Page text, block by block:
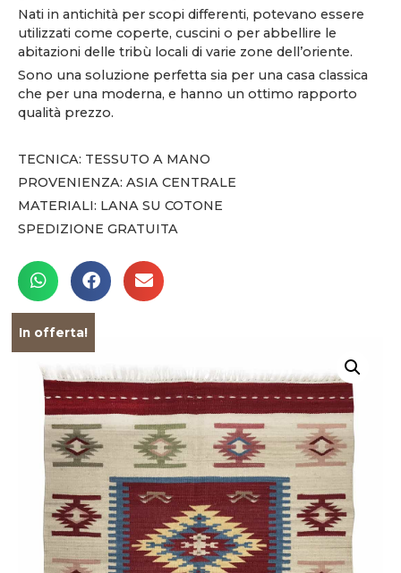
Nati in antichità per scopi differenti, potevano essere
utilizzati come coperte, cuscini o per abbellire le
abitazioni delle tribù locali di varie zone dell’oriente.
Sono una soluzione perfetta sia per una casa classica
che per una moderna, e hanno un ottimo rapporto
qualità prezzo.
TECNICA: TESSUTO A MANO
PROVENIENZA: ASIA CENTRALE
MATERIALI: LANA SU COTONE
SPEDIZIONE GRATUITA
In offerta!